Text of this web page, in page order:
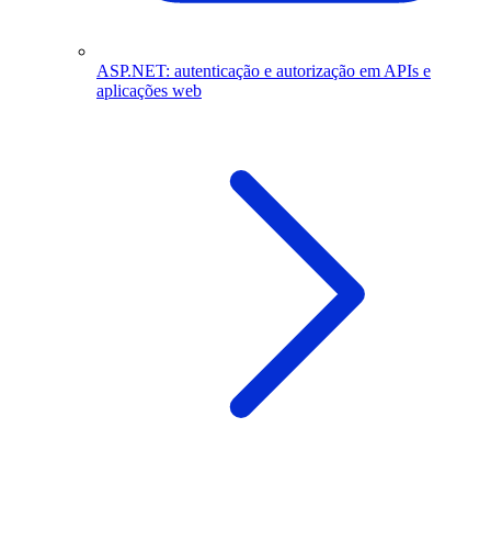
ASP.NET: autenticação e autorização em APIs e
aplicações web